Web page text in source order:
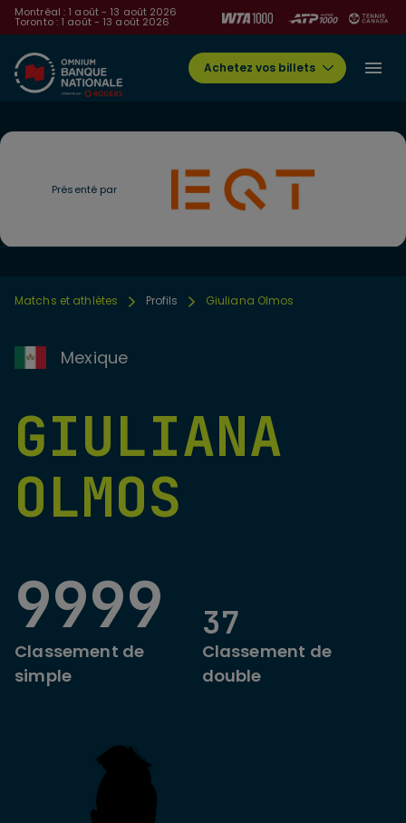
Montréal : 1 août - 13 août 2026
Toronto : 1 août - 13 août 2026
Achetez vos billets
Présenté par
Matchs et athlètes Profils Giuliana Olmos
Mexique
GIULIANA
OLMOS
9999
Classement de
simple
37
Classement de
double